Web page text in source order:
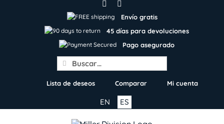
Envío gratis
45 días para devoluciones
Pago asegurado
Search
for:
Lista de deseos Comparar Mi cuenta
ES
EN